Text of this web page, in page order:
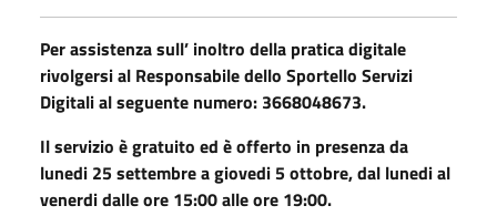
Per assistenza sull’ inoltro della pratica digitale
rivolgersi al Responsabile dello Sportello Servizi
Digitali al seguente numero: 3668048673.
Il servizio è gratuito ed è offerto in presenza da
lunedi 25 settembre a giovedi 5 ottobre, dal lunedi al
venerdi dalle ore 15:00 alle ore 19:00.